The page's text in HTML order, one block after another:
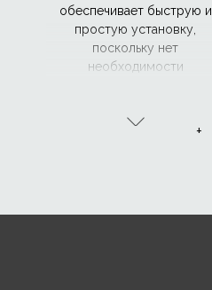
обеспечивает быструю и
простую установку,
поскольку нет
необходимости
+